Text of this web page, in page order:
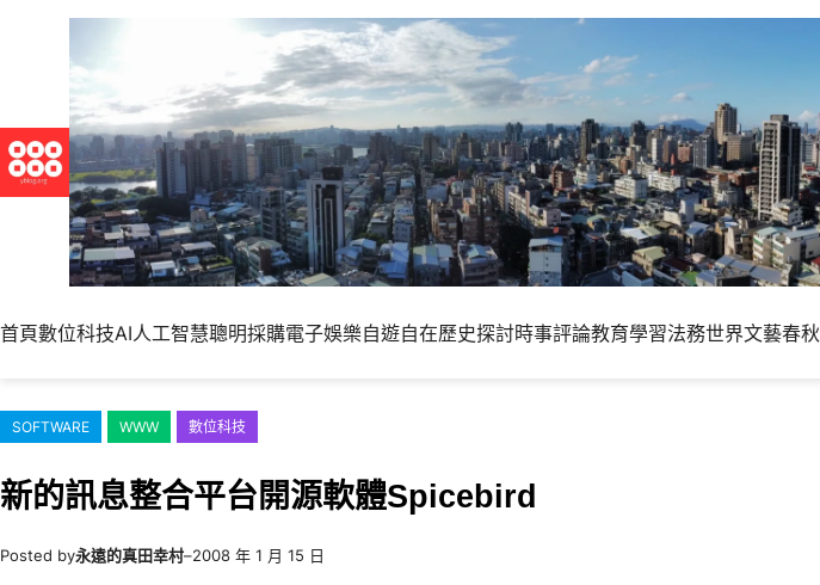
內
容
首頁數位科技AI人工智慧聰明採購電子娛樂自遊自在歷史探討時事評論教育學習法務世界文藝春秋
SOFTWARE WWW 數位科技
新的訊息整合平台開源軟體Spicebird
Posted by永遠的真田幸村–2008 年 1 月 15 日